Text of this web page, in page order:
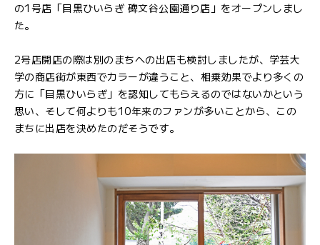
の1号店「目黒ひいらぎ 碑文谷公園通り店」をオープンしまし
た。
2号店開店の際は別のまちへの出店も検討しましたが、学芸大
学の商店街が東西でカラーが違うこと、相乗効果でより多くの
方に「目黒ひいらぎ」を認知してもらえるのではないかという
思い、そして何よりも10年来のファンが多いことから、この
まちに出店を決めたのだそうです。